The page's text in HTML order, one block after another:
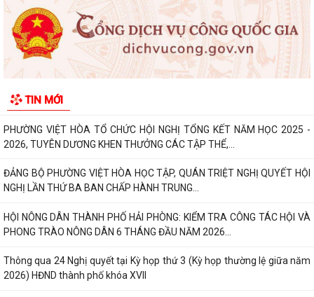
TIN MỚI
PHONG TRÀO NÔNG DÂN 6 THÁNG ĐẦU NĂM 2026...
Thông qua 24 Nghị quyết tại Kỳ họp thứ 3 (Kỳ họp thường lệ giữa năm
2026) HĐND thành phố khóa XVII
ninh cho đối tượng 4 năm 2026
Thành phố đặt mục tiêu giữ vững nhóm 5, phấn đấu vào nhóm 3 cả
nước về Chỉ số PCI đến năm 2030
Bảo đảm thực hiện chính sách bảo hiểm y tế đối với học sinh, sinh viên
năm học 2026-2027
Công đoàn phường Việt Hòa tổ chức tập huấn kỹ năng thương lượng,
ký kết thỏa ước lao động tập thể
THƯ KHEN CỦA UBND PHƯỜNG GỬI CÁN BỘ, CHIẾN SĨ CÔNG AN
PHƯỜNG